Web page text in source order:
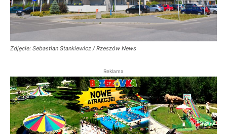
Zdjęcie: Sebastian Stankiewicz / Rzeszów News
Reklama